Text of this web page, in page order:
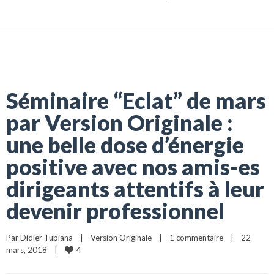
Séminaire “Eclat” de mars
par Version Originale :
une belle dose d’énergie
positive avec nos amis-es
dirigeants attentifs à leur
devenir professionnel
Par Didier Tubiana Version Originale 1 commentaire
22
mars, 2018
4